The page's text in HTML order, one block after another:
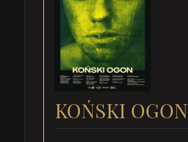
KOŃSKI OGON